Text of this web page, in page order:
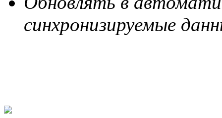
синхронизируемые